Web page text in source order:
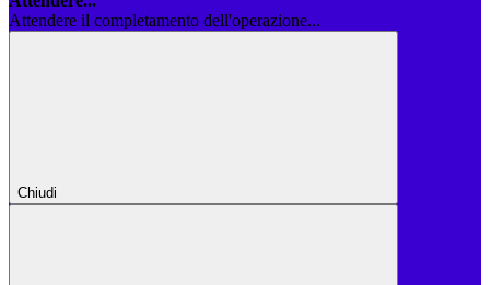
Attendere il completamento dell'operazione...
Chiudi